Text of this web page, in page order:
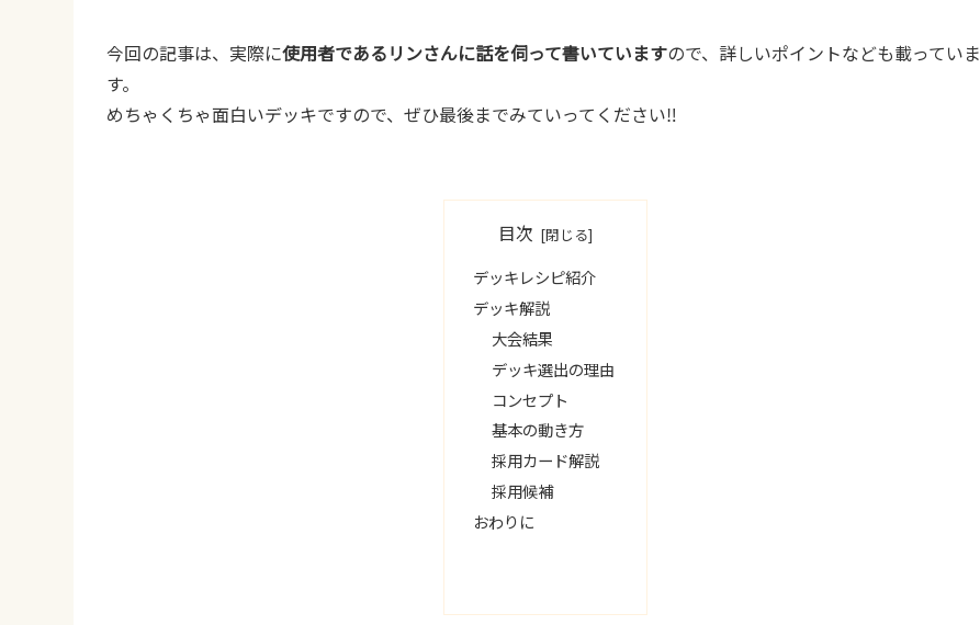
今回の記事は、実際に使用者であるリンさんに話を伺って書いていますので、詳しいポイントなども載っていま
す。
めちゃくちゃ面白いデッキですので、ぜひ最後までみていってください‼︎
目次
デッキレシピ紹介
デッキ解説
大会結果
デッキ選出の理由
コンセプト
基本の動き方
採用カード解説
採用候補
おわりに